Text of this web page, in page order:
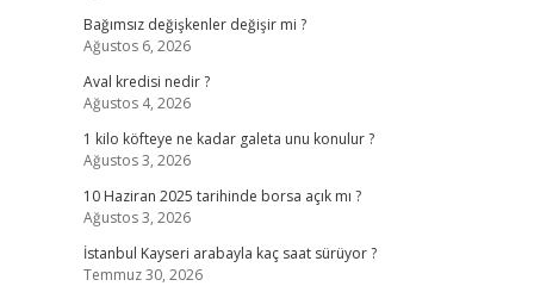
Bağımsız değişkenler değişir mi ?
Ağustos 6, 2026
Aval kredisi nedir ?
Ağustos 4, 2026
1 kilo köfteye ne kadar galeta unu konulur ?
Ağustos 3, 2026
10 Haziran 2025 tarihinde borsa açık mı ?
Ağustos 3, 2026
İstanbul Kayseri arabayla kaç saat sürüyor ?
Temmuz 30, 2026